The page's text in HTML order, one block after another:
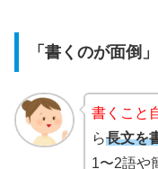
「書くのが面倒
書くこと
ら長文を
1〜2語や